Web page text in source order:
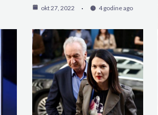
okt 27, 2022 4 godine ago